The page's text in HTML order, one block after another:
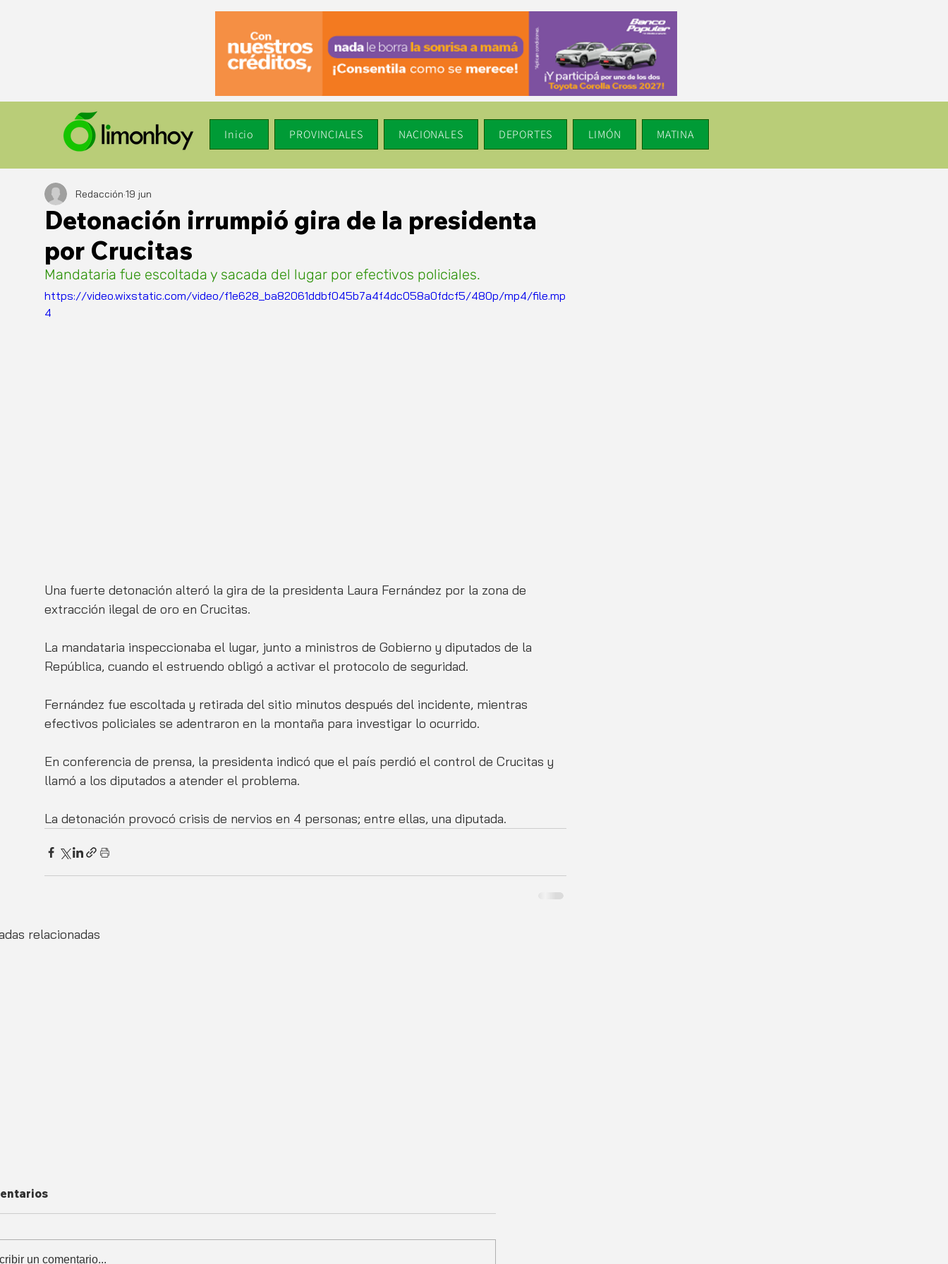
Inicio PROVINCIALES NACIONALES DEPORTES LIMÓN MATINA
Detonación irrumpió gira de la presidenta
por Crucitas
Redacción 19 jun
Mandataria fue escoltada y sacada del lugar por efectivos policiales.
https://video.wixstatic.com/video/f1e628_ba82061ddbf045b7a4f4dc058a0fdcf5/480p/mp4/file.mp
4
Una fuerte detonación alteró la gira de la presidenta Laura Fernández por la zona de
extracción ilegal de oro en Crucitas.
La mandataria inspeccionaba el lugar, junto a ministros de Gobierno y diputados de la
República, cuando el estruendo obligó a activar el protocolo de seguridad.
Fernández fue escoltada y retirada del sitio minutos después del incidente, mientras
efectivos policiales se adentraron en la montaña para investigar lo ocurrido.
En conferencia de prensa, la presidenta indicó que el país perdió el control de Crucitas y
llamó a los diputados a atender el problema.
La detonación provocó crisis de nervios en 4 personas; entre ellas, una diputada.
relacionadas
un comentario...